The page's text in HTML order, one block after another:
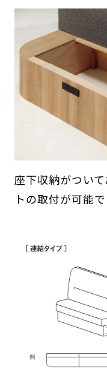
座下収納がつい
トの取付が可能で